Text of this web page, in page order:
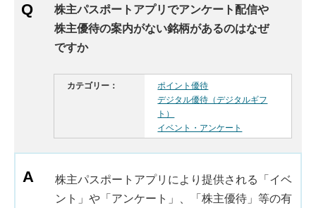
株主パスポートアプリでアンケート配信や
株主優待の案内がない銘柄があるのはなぜ
ですか
カテゴリー：
ポイント優待
デジタル優待（デジタルギフ
ト）
イベント・アンケート
株主パスポートアプリにより提供される「イベ
ント」や「アンケート」、「株主優待」等の有